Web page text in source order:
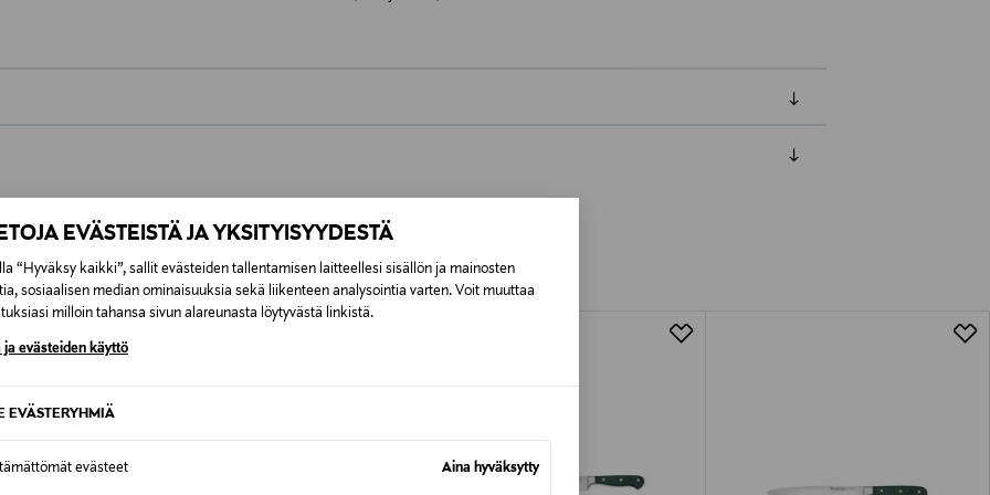
EVÄSTEISTÄ JA YKSITYISYYDESTÄ
“Hyväksy kaikki”, sallit evästeiden tallentamisen laitteellesi sisällön ja mainosten
sosiaalisen median ominaisuuksia sekä liikenteen analysointia varten. Voit muuttaa
milloin tahansa sivun alareunasta löytyvästä linkistä.
ja evästeiden käyttö
EVÄSTERYHMIÄ
evästeet Aina hyväksytty
0,00 € – 4,90 €
7,90 €–50,00 € kuljetusyhtiöstä ja tuotteen koosta riippuen
Alk. 6,90 €, kun toimitus on saatavilla valittuun osoitteeseen.
ilmoittaa palautuksesta etukäteen.
NÄISTÄ